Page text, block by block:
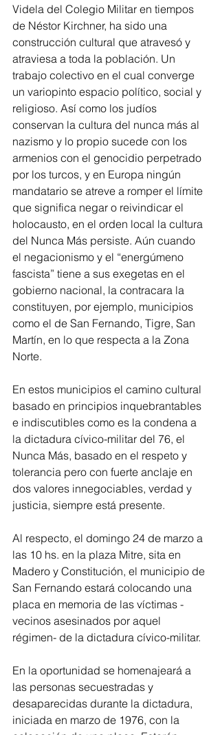
Videla del Colegio Militar en tiempos
de Néstor Kirchner, ha sido una
construcción cultural que atravesó y
atraviesa a toda la población. Un
trabajo colectivo en el cual converge
un variopinto espacio político, social y
religioso. Así como los judíos
conservan la cultura del nunca más al
nazismo y lo propio sucede con los
armenios con el genocidio perpetrado
por los turcos, y en Europa ningún
mandatario se atreve a romper el límite
que significa negar o reivindicar el
holocausto, en el orden local la cultura
del Nunca Más persiste. Aún cuando
el negacionismo y el “energúmeno
fascista” tiene a sus exegetas en el
gobierno nacional, la contracara la
constituyen, por ejemplo, municipios
como el de San Fernando, Tigre, San
Martín, en lo que respecta a la Zona
Norte.
En estos municipios el camino cultural
basado en principios inquebrantables
e indiscutibles como es la condena a
la dictadura cívico-militar del 76, el
Nunca Más, basado en el respeto y
tolerancia pero con fuerte anclaje en
dos valores innegociables, verdad y
justicia, siempre está presente.
Al respecto, el domingo 24 de marzo a
las 10 hs. en la plaza Mitre, sita en
Madero y Constitución, el municipio de
San Fernando estará colocando una
placa en memoria de las víctimas -
vecinos asesinados por aquel
régimen- de la dictadura cívico-militar.
En la oportunidad se homenajeará a
las personas secuestradas y
desaparecidas durante la dictadura,
iniciada en marzo de 1976, con la